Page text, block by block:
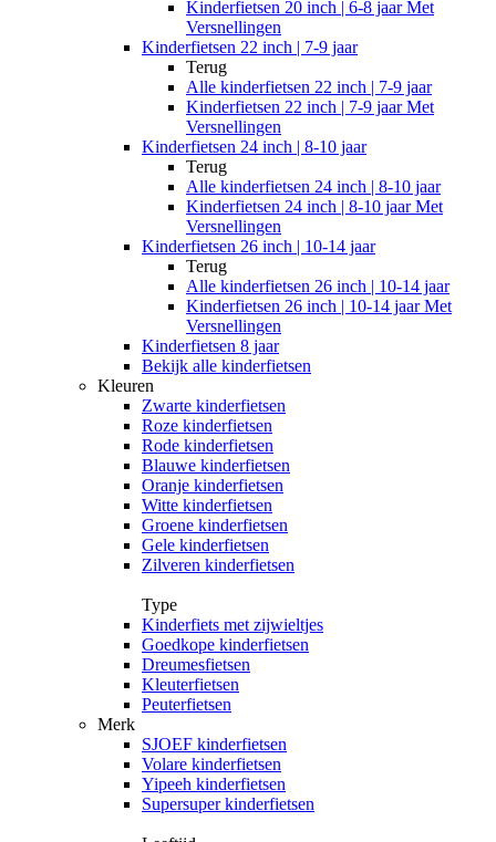
Kinderfietsen 20 inch | 6-8 jaar Met
Versnellingen
Kinderfietsen 22 inch | 7-9 jaar
Terug
Alle kinderfietsen 22 inch | 7-9 jaar
Kinderfietsen 22 inch | 7-9 jaar Met
Versnellingen
Kinderfietsen 24 inch | 8-10 jaar
Terug
Alle kinderfietsen 24 inch | 8-10 jaar
Kinderfietsen 24 inch | 8-10 jaar Met
Versnellingen
Kinderfietsen 26 inch | 10-14 jaar
Terug
Alle kinderfietsen 26 inch | 10-14 jaar
Kinderfietsen 26 inch | 10-14 jaar Met
Versnellingen
Kinderfietsen 8 jaar
Bekijk alle kinderfietsen
Kleuren
Zwarte kinderfietsen
Roze kinderfietsen
Rode kinderfietsen
Blauwe kinderfietsen
Oranje kinderfietsen
Witte kinderfietsen
Groene kinderfietsen
Gele kinderfietsen
Zilveren kinderfietsen
Type
Kinderfiets met zijwieltjes
Goedkope kinderfietsen
Dreumesfietsen
Kleuterfietsen
Peuterfietsen
Merk
SJOEF kinderfietsen
Volare kinderfietsen
Yipeeh kinderfietsen
Supersuper kinderfietsen